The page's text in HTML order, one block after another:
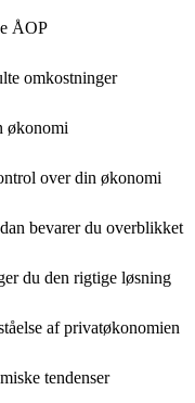
ÅOP
omkostninger
økonomi
over din økonomi
bevarer du overblikket
du den rigtige løsning
af privatøkonomien
tendenser